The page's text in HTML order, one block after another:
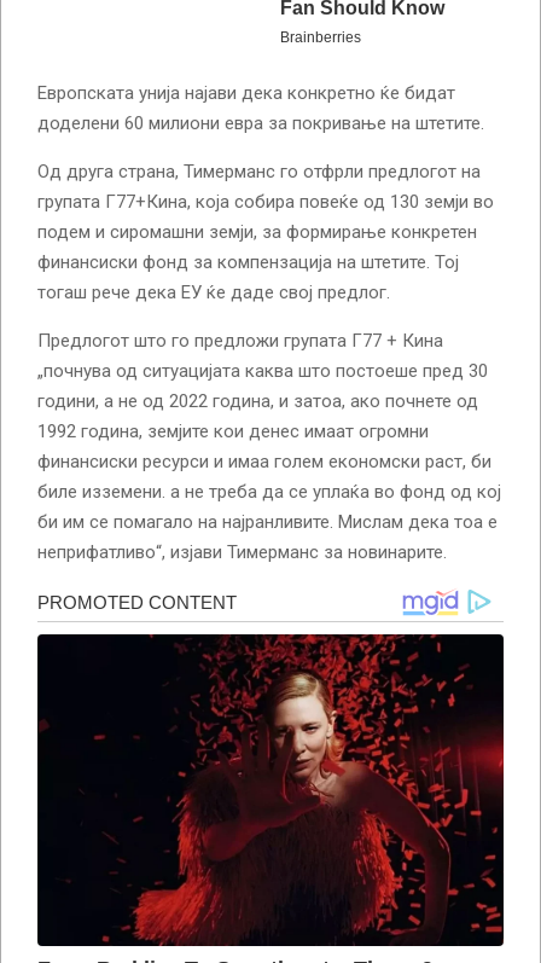
Европската унија најави дека конкретно ќе бидат
доделени 60 милиони евра за покривање на штетите.
Од друга страна, Тимерманс го отфрли предлогот на
групата Г77+Кина, која собира повеќе од 130 земји во
подем и сиромашни земји, за формирање конкретен
финансиски фонд за компензација на штетите. Тој
тогаш рече дека ЕУ ќе даде свој предлог.
Предлогот што го предложи групата Г77 + Кина
„почнува од ситуацијата каква што постоеше пред 30
години, а не од 2022 година, и затоа, ако почнете од
1992 година, земјите кои денес имаат огромни
финансиски ресурси и имаа голем економски раст, би
биле изземени. а не треба да се уплаќа во фонд од кој
би им се помагало на најранливите. Мислам дека тоа е
неприфатливо“, изјави Тимерманс за новинарите.